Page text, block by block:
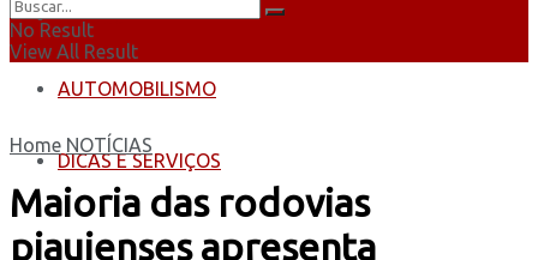
ÔNIBUS
AUTOMOBILISMO
DICAS E SERVIÇOS
No Result
View All Result
Home NOTÍCIAS
Maioria das rodovias
piauienses apresenta